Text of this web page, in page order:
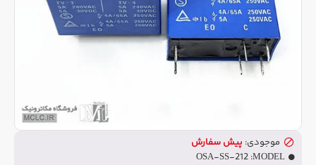
موجودی: پیش سفارش
MODEL:
OSA-SS-212